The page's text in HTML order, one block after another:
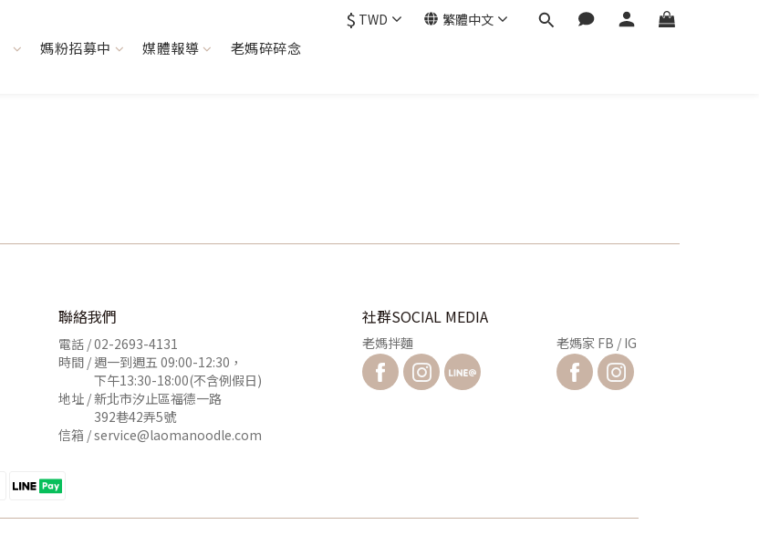
$ TWD 繁體中文
媽粉招募中 媒體報導 老媽碎碎念
聯絡我們
電話 /02-2693-4131
時間 / 週一到週五 09:00-12:30，
下午13:30-18:00(不含例假日)
地址 / 新北市汐止區福德一路
392巷42弄5號
信箱 /service@laomanoodle.com
社群SOCIAL MEDIA
老媽拌麵 老媽家 FB / IG